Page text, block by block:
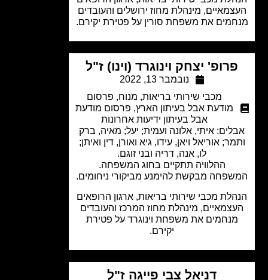
מינהלת מחוז ירושלים והעובדים
את משפחת סורין על פטירת יקירם.
יצחק וינוגרד (וינו) ז"ל
נובמבר 13, 2022
מכבי שירותי בריאות ,מנוח,פרסום
מודעת אבל בעיתון הארץ,פרסום מודעת
אבל בעיתון ידיעות אחרונות
איתי, אלונה ועמית; יעל; מאיה, ברק
אוריאל ויאן, עידו, גיא ואורן, דין ואיתן;
לו, אנה, דריה ובני זוגם.
ההלוויה תתקיים בחוג המשפחה.
מבקשת להימנע מביקורי ניחומים.
מכבי שירותי בריאות, ארגון הרופאים
מינהלת מחוז המרכז והעובדים
את משפחת וינוגרד על פטירת
דניאל צבי פייגה ז"ל